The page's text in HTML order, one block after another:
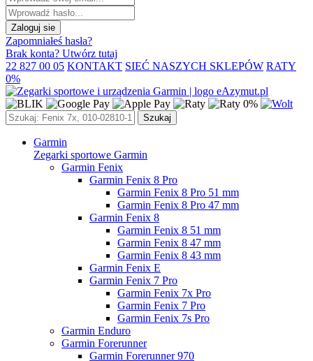
Zaloguj sie
Zapomniałeś hasła?
Brak konta? Utwórz tutaj
22 827 00 05 KONTAKT SIEĆ NASZYCH SKLEPÓW RATY
0%
Szukaj
Garmin
Zegarki sportowe Garmin
Garmin Fenix
Garmin Fenix 8 Pro
Garmin Fenix 8 Pro 51 mm
Garmin Fenix 8 Pro 47 mm
Garmin Fenix 8
Garmin Fenix 8 51 mm
Garmin Fenix 8 47 mm
Garmin Fenix 8 43 mm
Garmin Fenix E
Garmin Fenix 7 Pro
Garmin Fenix 7x Pro
Garmin Fenix 7 Pro
Garmin Fenix 7s Pro
Garmin Enduro
Garmin Forerunner
Garmin Forerunner 970